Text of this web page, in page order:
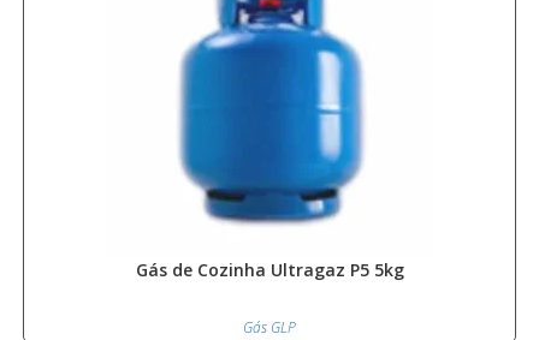
Gás de Cozinha Ultragaz P5 5kg
Gás GLP